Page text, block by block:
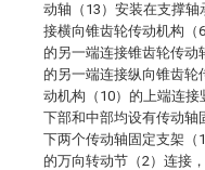
动轴（13）安装在支撑
接横向锥齿轮传动机构（
的另一端连接锥齿轮传动
的另一端连接纵向锥齿轮
动机构（10）的上端连
下部和中部均设有传动轴
下两个传动轴固定支架（
的万向转动节（2）连接